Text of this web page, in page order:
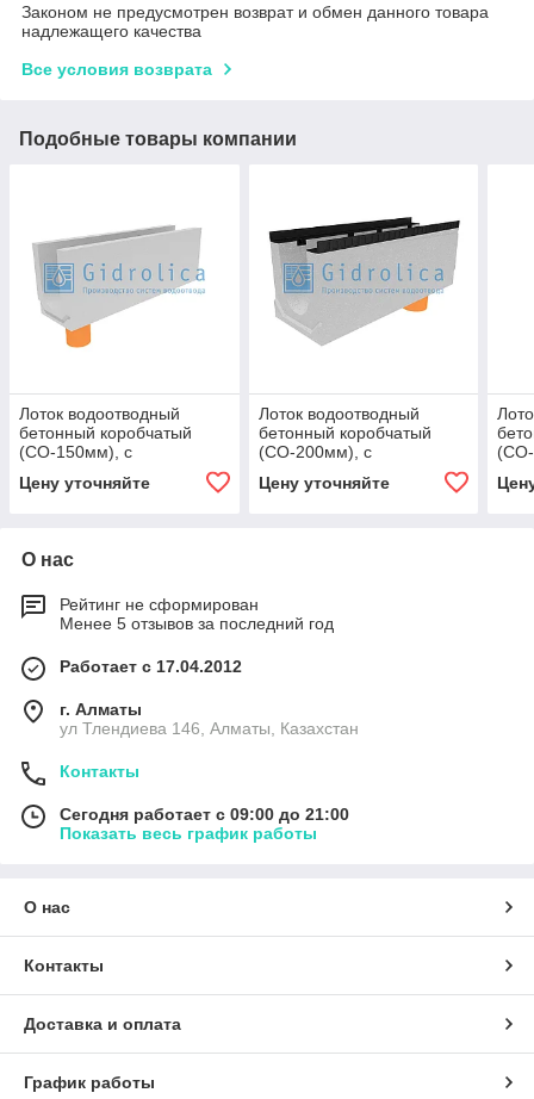
Законом не предусмотрен возврат и обмен данного товара
надлежащего качества
Все условия возврата
Подобные товары компании
Лоток водоотводный
бетонный коробчатый
(СО-150мм), с
водосливом КUв 100.24,8
(15).34(27,5)-BGU, № 20-0
Цену уточняйте
Лоток водоотводный
бетонный коробчатый
(СО-200мм), с
100.34(20).38,5(31,5) -
Цену уточняйте
О нас
Рейтинг не сформирован
Менее 5 отзывов за последний год
Работает с 17.04.2012
г. Алматы
ул Тлендиева 146, Алматы, Казахстан
Контакты
Сегодня работает с 09:00 до 21:00
Показать весь график работы
О нас
Контакты
Доставка и оплата
График работы